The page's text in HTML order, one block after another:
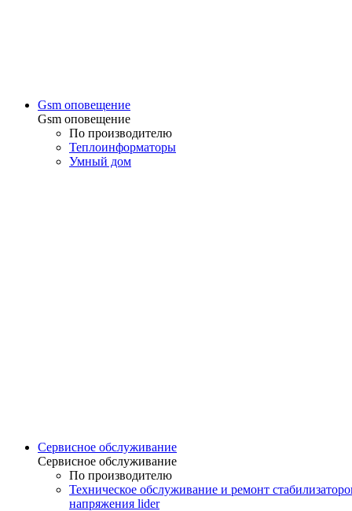
Gsm оповещение
Gsm оповещение
По производителю
Теплоинформаторы
Умный дом
Сервисное обслуживание
Сервисное обслуживание
По производителю
Техническое обслуживание и ремонт
напряжения lider